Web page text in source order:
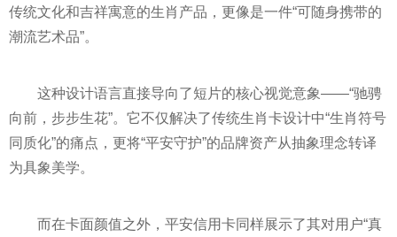
传统文化和吉祥寓意的生肖产品，更像是一件“可随身携带的
潮流艺术品”。
这种设计语言直接导向了短片的核心视觉意象——“驰骋
向前，步步生花”。它不仅解决了传统生肖卡设计中“生肖符号
同质化”的痛点，更将“平安守护”的品牌资产从抽象理念转译
为具象美学。
而在卡面颜值之外，平安信用卡同样展示了其对用户“真